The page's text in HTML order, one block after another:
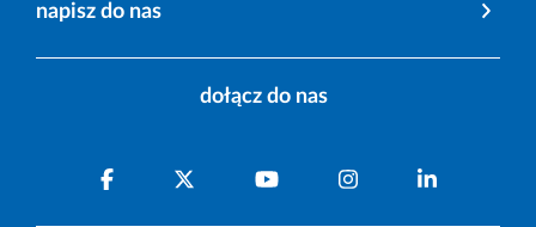
napisz do nas
dołącz do nas